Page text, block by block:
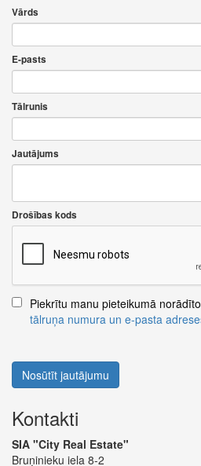
Vārds
E-pasts
Tālrunis
Jautājums
Drošības kods
Piekrītu manu pieteikumā norādīto
tālruņa numura un e-pasta
Nosūtīt jautājumu
Kontakti
SIA "City Real Estate"
Bruņinieku iela 8-2